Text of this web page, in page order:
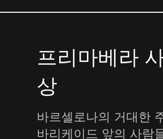
프리마베라
상
바르셀로나의 거대한
바리케이드 앞의 사람